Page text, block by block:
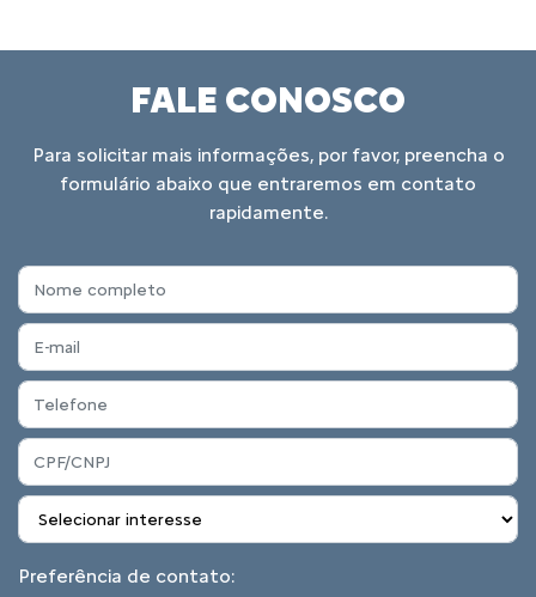
FALE CONOSCO
Para solicitar mais informações, por favor, preencha o
formulário abaixo que entraremos em contato
rapidamente.
Preferência de contato: